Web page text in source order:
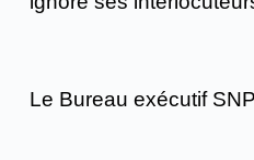
Le Bureau exécutif